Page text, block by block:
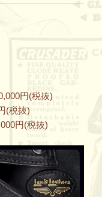
円(税抜)
(税抜)
円(税抜)